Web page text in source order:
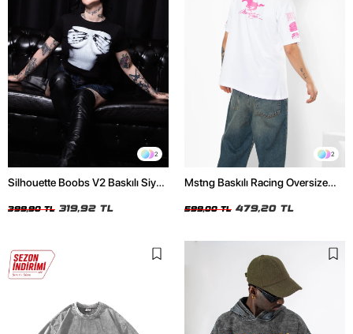
2
Silhouette Boobs V2 Baskılı Siyah
399,90 TL 319,92 TL
2
Mstng Baskılı Racing Oversize
599,00 TL 479,20 TL